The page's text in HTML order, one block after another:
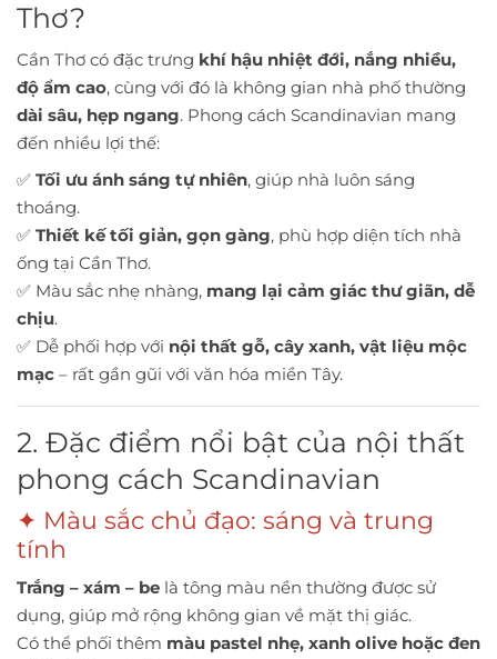
Thơ?
Cần Thơ có đặc trưng khí hậu nhiệt đới, nắng nhiều,
độ ẩm cao, cùng với đó là không gian nhà phố thường
dài sâu, hẹp ngang. Phong cách Scandinavian mang
đến nhiều lợi thế:
✅ Tối ưu ánh sáng tự nhiên, giúp nhà luôn sáng
thoáng.
✅ Thiết kế tối giản, gọn gàng, phù hợp diện tích nhà
ống tại Cần Thơ.
✅ Màu sắc nhẹ nhàng, mang lại cảm giác thư giãn, dễ
chịu.
✅ Dễ phối hợp với nội thất gỗ, cây xanh, vật liệu mộc
mạc – rất gần gũi với văn hóa miền Tây.
2. Đặc điểm nổi bật của nội thất
phong cách Scandinavian
✦ Màu sắc chủ đạo: sáng và trung
tính
Trắng – xám – be là tông màu nền thường được sử
dụng, giúp mở rộng không gian về mặt thị giác.
Có thể phối thêm màu pastel nhẹ, xanh olive hoặc đen